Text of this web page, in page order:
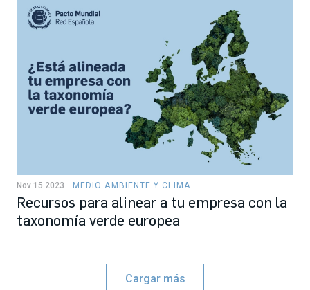
Nov 15 2023 MEDIO AMBIENTE Y CLIMA
Recursos para alinear a tu empresa con la
taxonomía verde europea
Cargar más